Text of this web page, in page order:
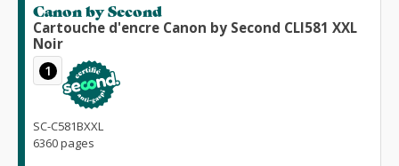
Canon by Second
Cartouche d'encre Canon by Second CLI581 XXL
Noir
1
SC-C581BXXL
6360 pages